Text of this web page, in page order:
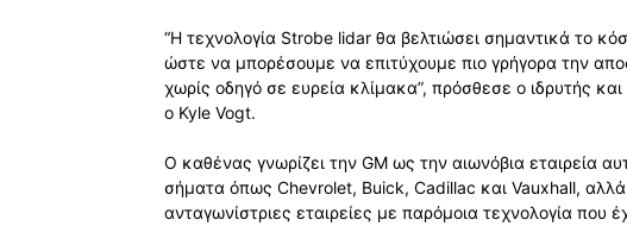
“Η τεχνολογία Strobe lidar θα βελτιώσει σημαντικά το
ώστε να μπορέσουμε να επιτύχουμε πιο γρήγορα την
χωρίς οδηγό σε ευρεία κλίμακα”, πρόσθεσε ο ιδρυτής
ο Kyle Vogt.
Ο καθένας γνωρίζει την GM ως την αιωνόβια εταιρεία
σήματα όπως Chevrolet, Buick, Cadillac και Vauxhall, αλλά
ανταγωνίστριες εταιρείες με παρόμοια τεχνολογία που